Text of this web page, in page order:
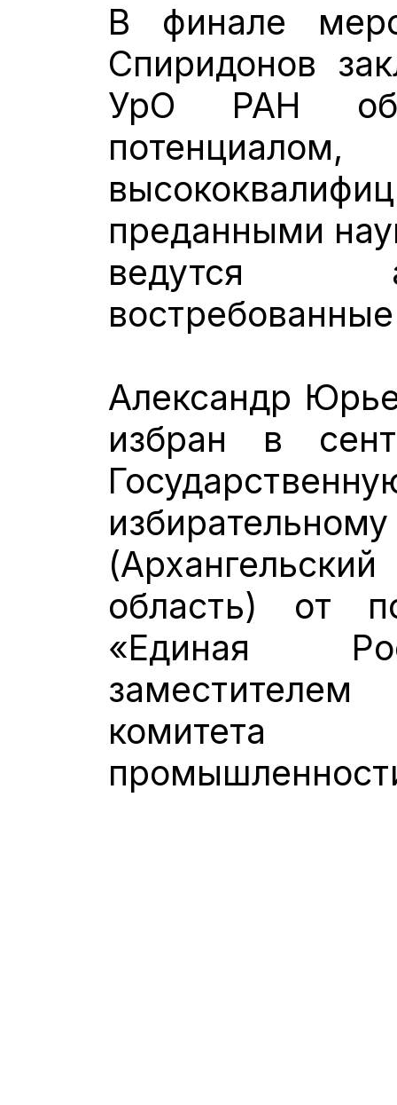
В финале
Спиридонов
УрО РАН
потенциалом,
преданными
ведутся
Александр
избран в
область) от
«Единая